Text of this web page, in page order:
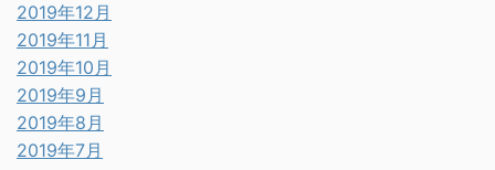
2019年12月
2019年11月
2019年10月
2019年9月
2019年8月
2019年7月